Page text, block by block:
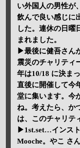
い外国人の男性が
飲んで良い感じに
した。連休の日曜
まれました。
▶最後に健吾さん
震災のチャリティ
年は10/18 に決ま
直後に開催して今
堂に集います。今
ね。考えたら、か
は、このチャリテ
▶1st.set…インス
Mooche。やこ さ